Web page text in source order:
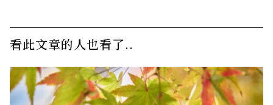
看此文章的人也看了..